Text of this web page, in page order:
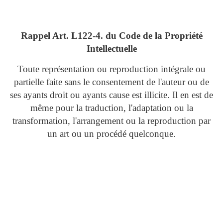
Rappel Art. L122-4. du Code de la Propriété
Intellectuelle
Toute représentation ou reproduction intégrale ou
partielle faite sans le consentement de l'auteur ou de
ses ayants droit ou ayants cause est illicite. Il en est de
même pour la traduction, l'adaptation ou la
transformation, l'arrangement ou la reproduction par
un art ou un procédé quelconque.